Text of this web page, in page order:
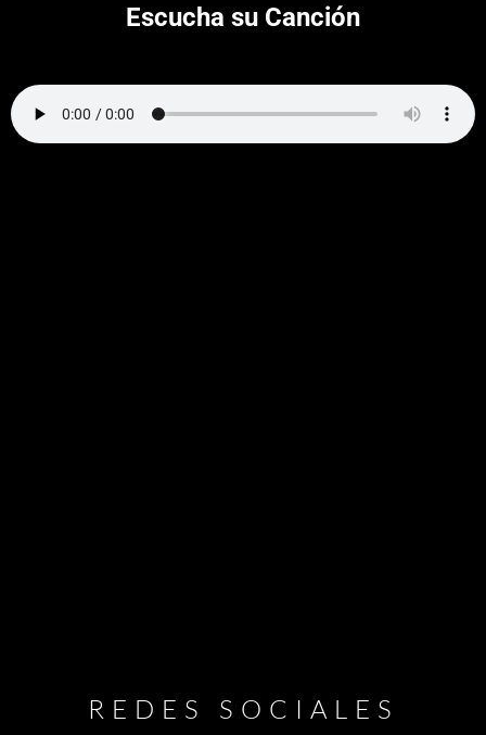
Escucha su Canción
REDES SOCIALES